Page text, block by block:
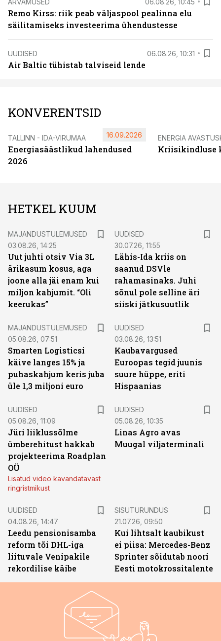
Remo Kirss: riik peab väljaspool pealinna elu
säilitamiseks investeerima ühendustesse
UUDISED 06.08.26, 10:31
Air Baltic tühistab talviseid lende
KONVERENTSID
TALLINN - IDA-VIRUMAA
Energiasäästlikud lahendused
2026
16.09.2026 ENERGIA
Kriisikindluse
HETKEL KUUM
MAJANDUSTULEMUSED
03.08.26, 14:25
Uut juhti otsiv Via 3L
ärikasum kosus, aga
joone alla jäi enam kui
miljon kahjumit. “Oli
keerukas”
UUDISED
30.07.26, 11:55
Lähis-Ida kriis on
saanud DSVle
rahamasinaks. Juhi
sõnul pole selline äri
siiski jätkusuutlik
MAJANDUSTULEMUSED
05.08.26, 07:51
Smarten Logisticsi
käive langes 15% ja
puhaskahjum keris juba
üle 1,3 miljoni euro
UUDISED
03.08.26, 13:51
Kaubavargused
Euroopas tegid juunis
suure hüppe, eriti
Hispaanias
UUDISED
05.08.26, 11:09
Jüri liiklussõlme
ümberehitust hakkab
projekteerima Roadplan
OÜ
Lisatud video kavandatavast
ringristmikust
UUDISED
05.08.26, 10:35
Linas Agro avas
Muugal viljaterminali
UUDISED
04.08.26, 14:47
Leedu pensionisamba
reform tõi DHL-iga
liituvale Venipakile
rekordilise käibe
SISUTURUNDUS
21.07.26, 09:50
Kui lihtsalt kaubikust
ei piisa: Mercedes-Benz
Sprinter sõidutab noori
Eesti motokrossitalente